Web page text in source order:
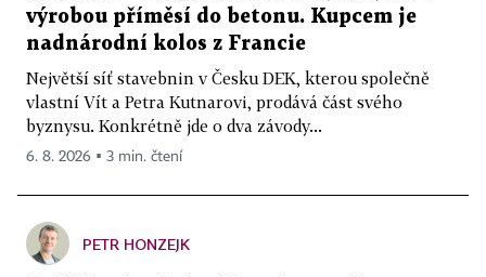
výrobou příměsí do betonu. Kupcem je
nadnárodní kolos z Francie
Největší síť stavebnin v Česku DEK, kterou společně
vlastní Vít a Petra Kutnarovi, prodává část svého
byznysu. Konkrétně jde o dva závody...
6. 8. 2026 ▪ 3 min. čtení
PETR HONZEJK